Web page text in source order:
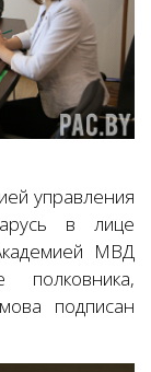
управления
в лице
МВД
подписан